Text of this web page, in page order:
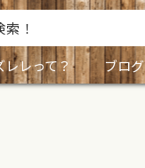
レレって？
ブログ